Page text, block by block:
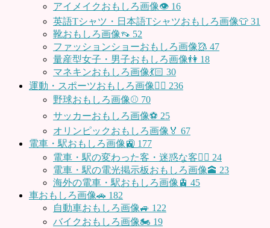
アイメイクおもしろ画像👁 16
英語Tシャツ・日本語Tシャツおもしろ画像👕 31
靴おもしろ画像👡 52
ファッションショーおもしろ画像🥻 47
量産型女子・男子おもしろ画像👫 18
マネキンおもしろ画像💃🏻 30
運動・スポーツおもしろ画像🏃‍♂️ 236
野球おもしろ画像⚾ 70
サッカーおもしろ画像⚽️ 25
オリンピックおもしろ画像🏅 67
電車・駅おもしろ画像🚉 177
電車・駅の変わった客・迷惑な客🤦‍♀️ 24
電車・駅の電光掲示板おもしろ画像🕋 23
海外の電車・駅おもしろ画像🚊 45
車おもしろ画像🚗 182
自動車おもしろ画像🚙 122
バイクおもしろ画像🏍 19